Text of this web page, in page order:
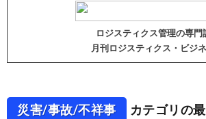
ロジスティクス管理の専門
月刊ロジスティクス・ビジ
災害/事故/不祥事 カテゴリの